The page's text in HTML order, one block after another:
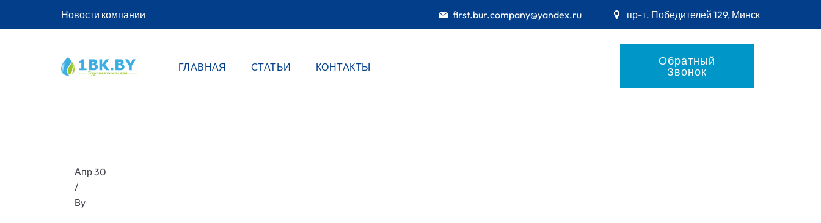
Новости компании first.bur.company@yandex.ru пр-т. Победителей 129, Минск
ГЛАВНАЯ СТАТЬИ КОНТАКТЫ Обратный
Звонок
Апр 30
/
By